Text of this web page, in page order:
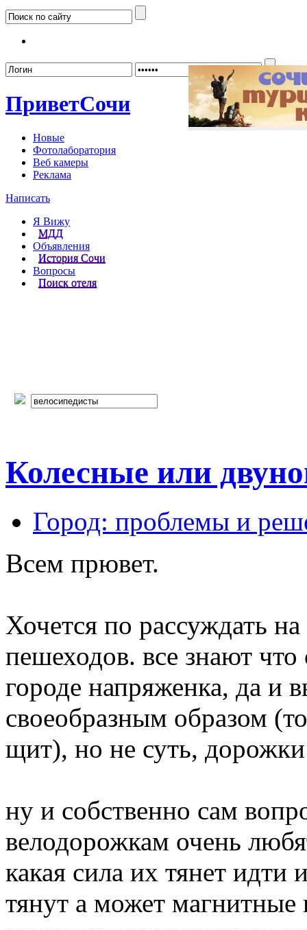
ПриветСочи
Новые
Фотолаборатория
Веб камеры
Реклама
Написать
Я Вижу
МДД
Объявления
История Сочи
Вопросы
Поиск отеля
Колесные или
Город: проблемы и
Всем прювет.
Хочется по рассуждать
пешеходов. все знают
городе напряженка, да и
своеобразным образом
щит), но не суть,
ну и собственно сам
велодорожкам очень
какая сила их тянет
тянут а может магнитные